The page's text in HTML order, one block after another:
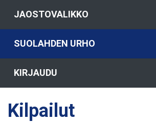
JAOSTOVALIKKO
SUOLAHDEN URHO
KIRJAUDU
Kilpailut